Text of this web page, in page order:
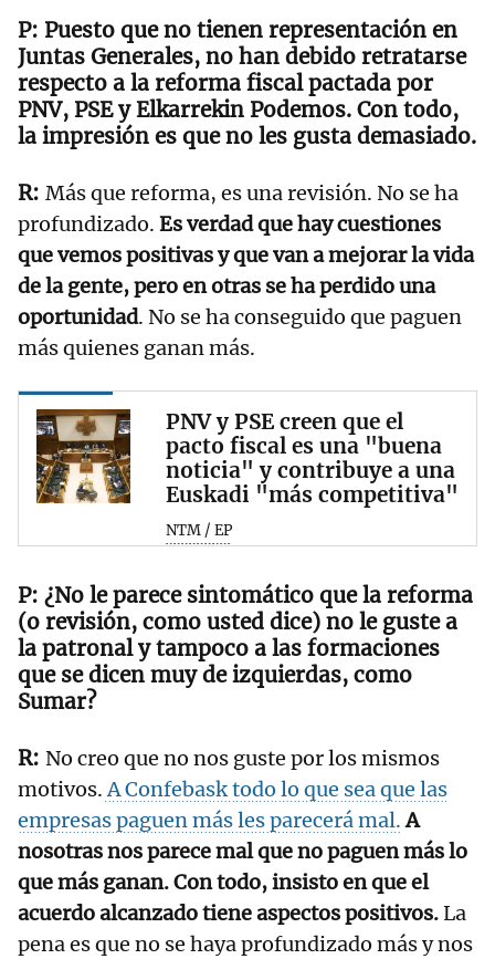
Puesto que no tienen representación en
Juntas Generales, no han debido retratarse
respecto a la reforma fiscal pactada por
PNV, PSE y Elkarrekin Podemos. Con todo,
la impresión es que no les gusta demasiado.
Más que reforma, es una revisión. No se ha
profundizado. Es verdad que hay cuestiones
que vemos positivas y que van a mejorar la vida
de la gente, pero en otras se ha perdido una
oportunidad. No se ha conseguido que paguen
más quienes ganan más.
PNV y PSE creen que el
pacto fiscal es una "buena
noticia" y contribuye a una
Euskadi "más competitiva"
NTM / EP
¿No le parece sintomático que la reforma
(o revisión, como usted dice) no le guste a
la patronal y tampoco a las formaciones
que se dicen muy de izquierdas, como
Sumar?
No creo que no nos guste por los mismos
motivos.A Confebask todo lo que sea que las
empresas paguen más les parecerá mal.A
nosotras nos parece mal que no paguen más lo
que más ganan. Con todo, insisto en que el
acuerdo alcanzado tiene aspectos positivos.La
pena es que no se haya profundizado más y nos